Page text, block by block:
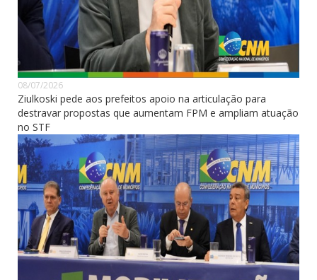
08/07/2026
Ziulkoski pede aos prefeitos apoio na articulação para
destravar propostas que aumentam FPM e ampliam atuação
no STF